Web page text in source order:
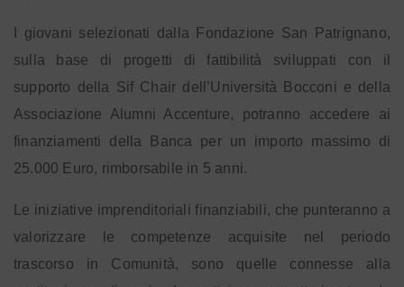
I giovani selezionati dalla Fondazione San Patrignano,
sulla base di progetti di fattibilità sviluppati con il
supporto della Sif Chair dell’Università Bocconi e della
Associazione Alumni Accenture, potranno accedere ai
finanziamenti della Banca per un importo massimo di
25.000 Euro, rimborsabile in 5 anni.
Le iniziative imprenditoriali finanziabili, che punteranno a
valorizzare le competenze acquisite nel periodo
trascorso in Comunità, sono quelle connesse alla